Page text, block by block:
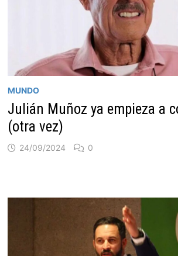
MUNDO
Julián Muñoz ya empieza a
(otra vez)
24/09/2024 0